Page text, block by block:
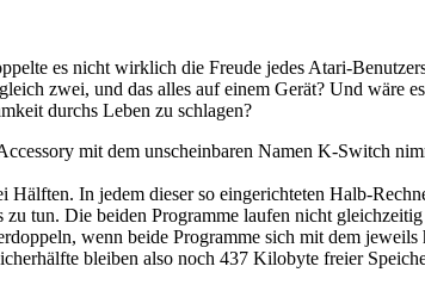
es nicht wirklich die Freude jedes Atari-
zwei, und das alles auf einem Gerät? Und wäre
durchs Leben zu schlagen?
mit dem unscheinbaren Namen K-Switch
In jedem dieser so eingerichteten Halb-
tun. Die beiden Programme laufen nicht
wenn beide Programme sich mit dem
bleiben also noch 437 Kilobyte freier